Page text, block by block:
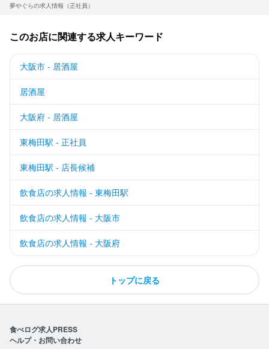
夢やぐらの求人情報（正社員）
このお店に関連する求人キーワード
大阪市 - 居酒屋
居酒屋
大阪府 - 居酒屋
東梅田駅 - 正社員
東梅田駅 - 店長候補
飲食店の求人情報 - 東梅田駅
飲食店の求人情報 - 大阪市
飲食店の求人情報 - 大阪府
トップに戻る
食べログ求人PRESS
ヘルプ・お問い合わせ